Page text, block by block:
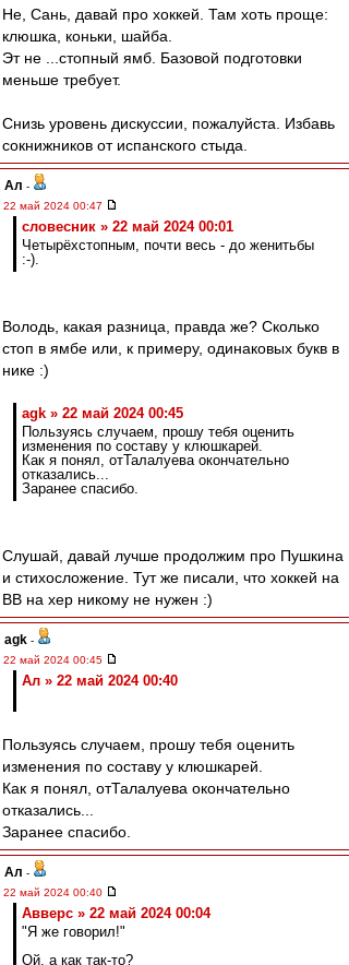
Не, Сань, давай про хоккей. Там хоть проще:
клюшка, коньки, шайба.
Эт не ...стопный ямб. Базовой подготовки
меньше требует.
Снизь уровень дискуссии, пожалуйста. Избавь
сокнижников от испанского стыда.
Ал -
22 май 2024 00:47
словесник » 22 май 2024 00:01
Четырёхстопным, почти весь - до женитьбы
:-).
Володь, какая разница, правда же? Сколько
стоп в ямбе или, к примеру, одинаковых букв в
нике :)
agk » 22 май 2024 00:45
Пользуясь случаем, прошу тебя оценить
изменения по составу у клюшкарей.
Как я понял, отТалалуева окончательно
отказались...
Заранее спасибо.
Слушай, давай лучше продолжим про Пушкина
и стихосложение. Тут же писали, что хоккей на
ВВ на хер никому не нужен :)
agk -
22 май 2024 00:45
Ал » 22 май 2024 00:40
Пользуясь случаем, прошу тебя оценить
изменения по составу у клюшкарей.
Как я понял, отТалалуева окончательно
отказались...
Заранее спасибо.
Ал -
22 май 2024 00:40
Авверс » 22 май 2024 00:04
"Я же говорил!"
Ой, а как так-то?